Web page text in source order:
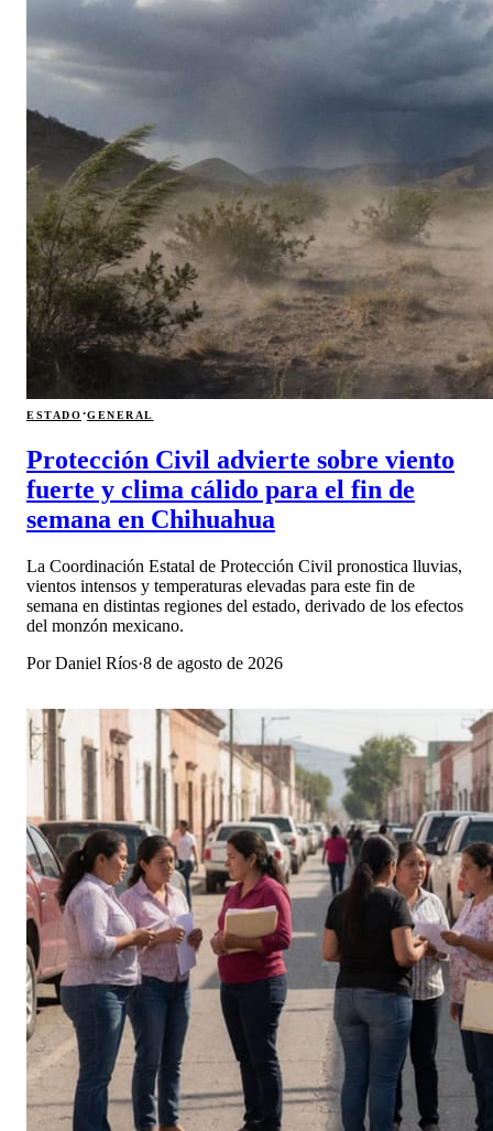
ESTADO·GENERAL
Protección Civil advierte sobre viento
fuerte y clima cálido para el fin de
semana en Chihuahua
La Coordinación Estatal de Protección Civil pronostica lluvias,
vientos intensos y temperaturas elevadas para este fin de
semana en distintas regiones del estado, derivado de los efectos
del monzón mexicano.
PorDaniel Ríos·8 de agosto de 2026